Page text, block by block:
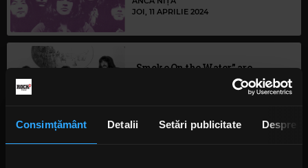
Consimțământ Detalii Setări publicitate Despre
JOI, 11 APRILIE 2024
„Smoke On the Water” are
videoclip, la 52 de ani de la